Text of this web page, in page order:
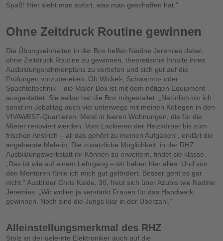
Spaß! Hier sieht man sofort, was man geschaffen hat.“
Ohne Zeitdruck Routine gewinnen
Die Übungseinheiten in der Box helfen Nadine Jeremies dabei,
ohne Zeitdruck Routine zu gewinnen, theoretische Inhalte ihres
Ausbildungsrahmenplans zu vertiefen und sich gut auf die
Prüfungen vorzubereiten. Ob Wickel-, Schwamm- oder
Spachteltechnik – die Maler-Box ist mit dem nötigen Equipment
ausgestattet. Sie selbst hat die Box mitgestaltet. „Natürlich bin ich
sonst im Joballtag auch viel unterwegs mit meinen Kollegen in den
VIVAWEST-Quartieren. Meist in leeren Wohnungen, die für die
Mieter renoviert werden. Vom Lackieren der Heizkörper bis zum
frischen Anstrich – all das gehört zu meinen Aufgaben“, erklärt die
angehende Malerin. Die zusätzliche Möglichkeit, in der RHZ
Ausbildungswerkstatt ihr Können zu erweitern, findet sie klasse.
„Das ist wie auf einem Lehrgang – wir haben hier alles. Und von
den Mentoren fühle ich mich gut gefördert. Besser geht es gar
nicht.“ Ausbilder Chris Kalde, 30, freut sich über Azubis wie Nadine
Jeremies. „Wir wollen ja verstärkt Frauen für das Handwerk
gewinnen. Noch sind die Jungs klar in der Überzahl.“
Alleinstellungsmerkmal des RHZ
Stolz ist der gelernte Elektroniker auch auf die